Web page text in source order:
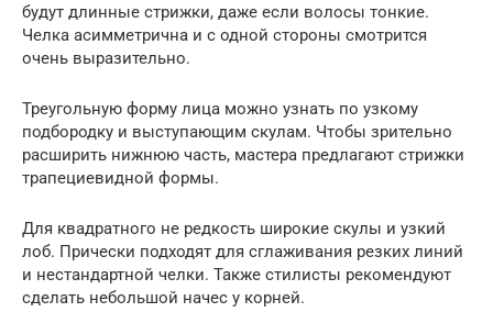
будут длинные стрижки, даже если волосы тонкие.
Челка асимметрична и с одной стороны смотрится
очень выразительно.
Треугольную форму лица можно узнать по узкому
подбородку и выступающим скулам. Чтобы зрительно
расширить нижнюю часть, мастера предлагают стрижки
трапециевидной формы.
Для квадратного не редкость широкие скулы и узкий
лоб. Прически подходят для сглаживания резких линий
и нестандартной челки. Также стилисты рекомендуют
сделать небольшой начес у корней.